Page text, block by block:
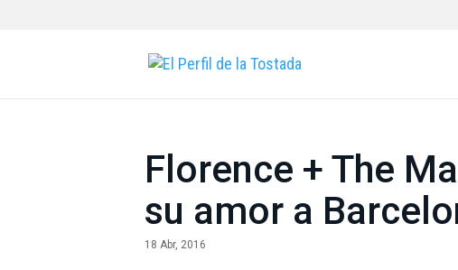
Florence + The
su amor a
18 Abr, 2016